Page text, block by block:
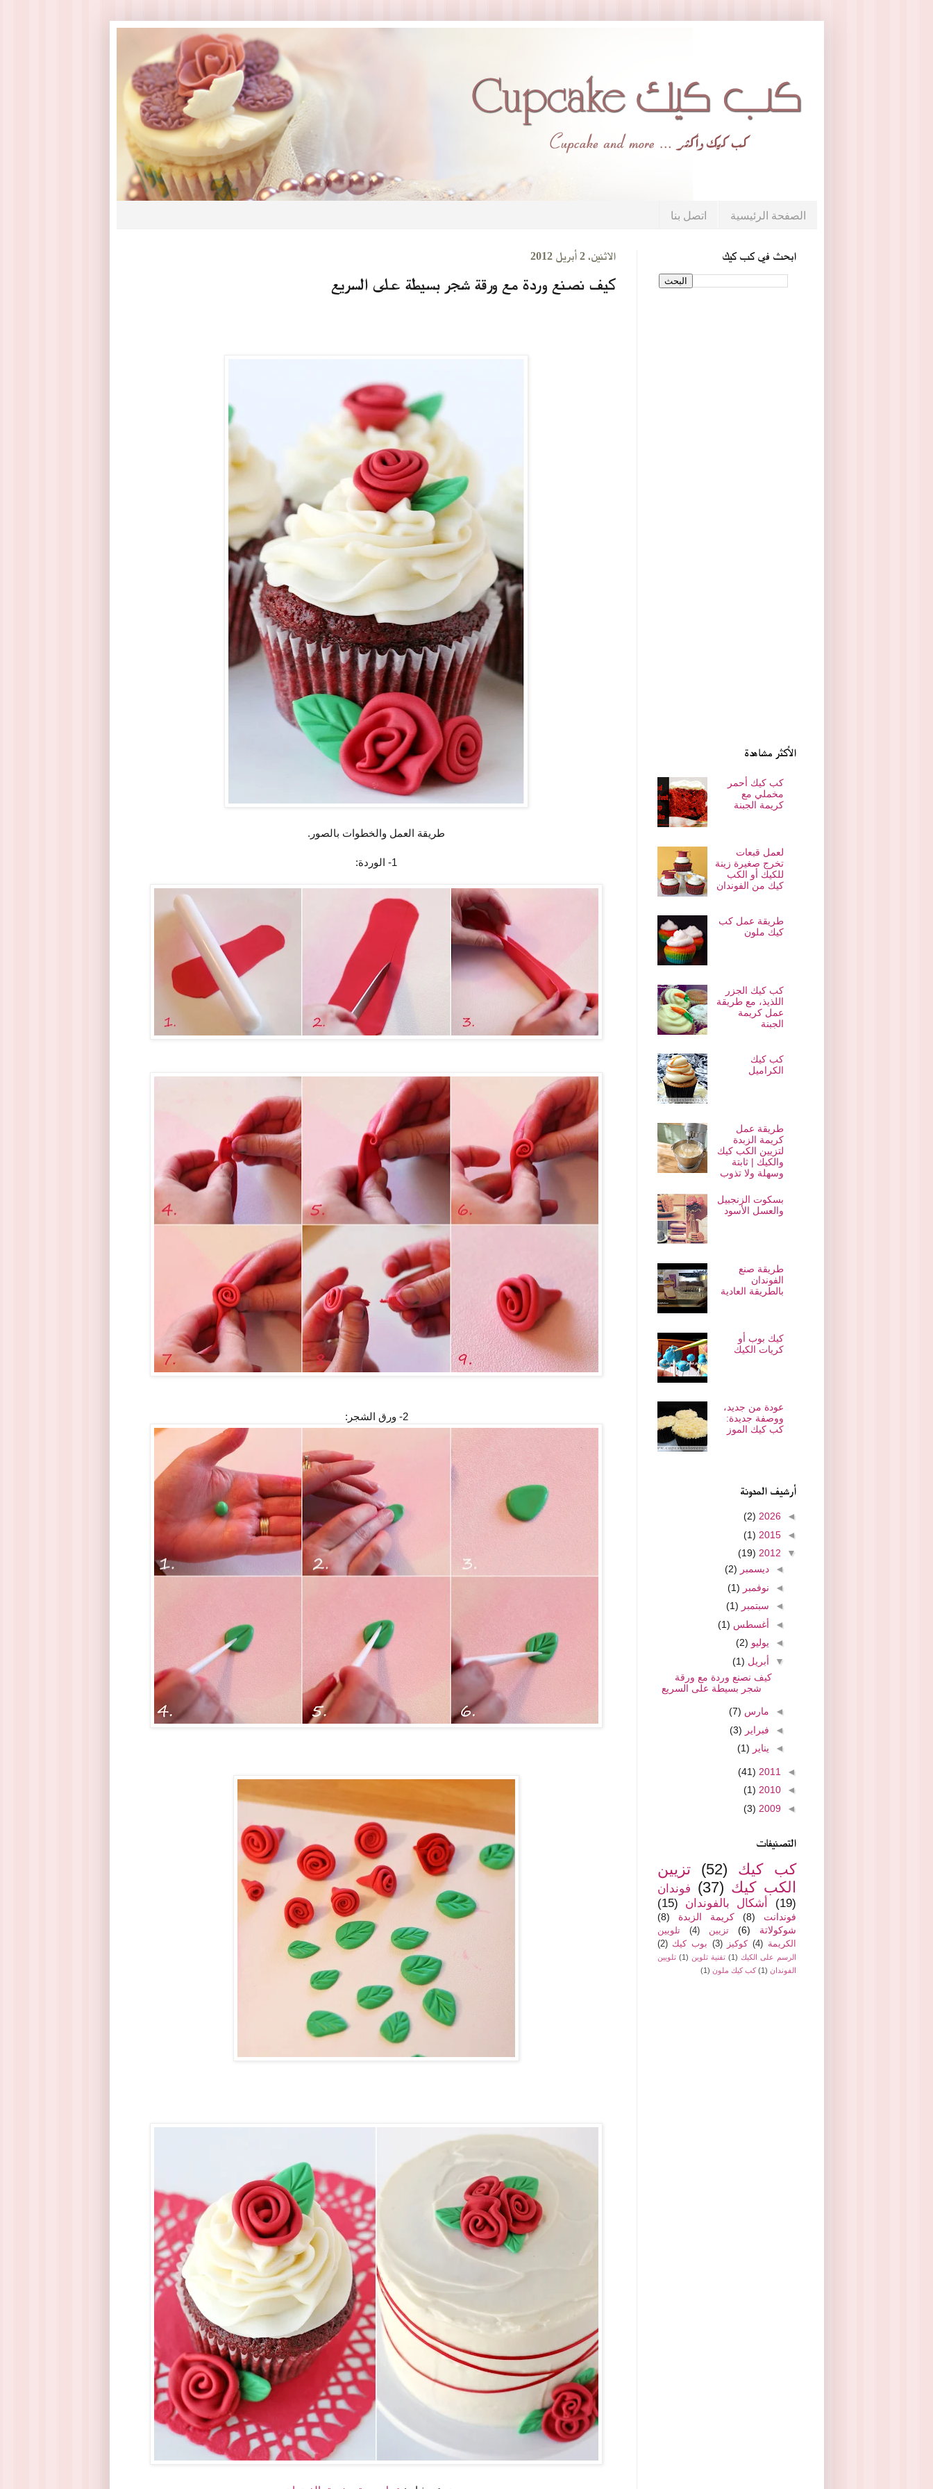
الصفحة الرئيسية اتصل بنا
الاثنين، 2 أبريل 2012
كيف نصنع وردة مع ورقة شجر بسيطة على السريع
طريقة العمل والخطوات بالصور.
1- الوردة:
2- ورق الشجر:
ابحث في كب كيك
الأكثر مشاهدة
كب كيك أحمر
مخملي مع
كريمة الجبنة
لعمل قبعات
تخرج صغيرة زينة
للكيك أو الكب
كيك من الفوندان
طريقة عمل كب
كيك ملون
كب كيك الجزر
اللذيذ، مع طريقة
عمل كريمة
الجبنة
كب كيك
الكراميل
طريقة عمل
كريمة الزبدة
لتزيين الكب كيك
والكيك | ثابتة
وسهلة ولا تذوب
بسكوت الزنجبيل
والعسل الأسود
طريقة صنع
الفوندان
بالطريقة العادية
كيك بوب أو
كريات الكيك
عودة من جديد،
ووصفة جديدة:
كب كيك الموز
أرشيف المدونة
◄
2026
(2)
◄
2015
(1)
▼
2012
(19)
◄ديسمبر (2)
◄ نوفمبر (1)
◄ سبتمبر (1)
◄ أغسطس (1)
◄ يوليو (2)
▼ أبريل (1)
كيف نصنع وردة مع ورقة
شجر بسيطة على السريع
◄ مارس (7)
◄ فبراير (3)
◄ يناير (1)
◄
2011
(41)
◄
2010
(1)
◄
2009
(3)
التصنيفات
كب كيك (52)
تزيين
الكب كيك (37)
فوندان
(19)
أشكال بالفوندان (15)
فوندانت (8) كريمة الزبدة
(8)
شوكولاتة
(6) تزيين (4)
تلويين
الكريمة (4) كوكيز (3) بوب كيك (2)
الرسم على الكيك (1) تقنية تلوين (1) تلويين
الفوندان (1) كب كيك ملون (1)